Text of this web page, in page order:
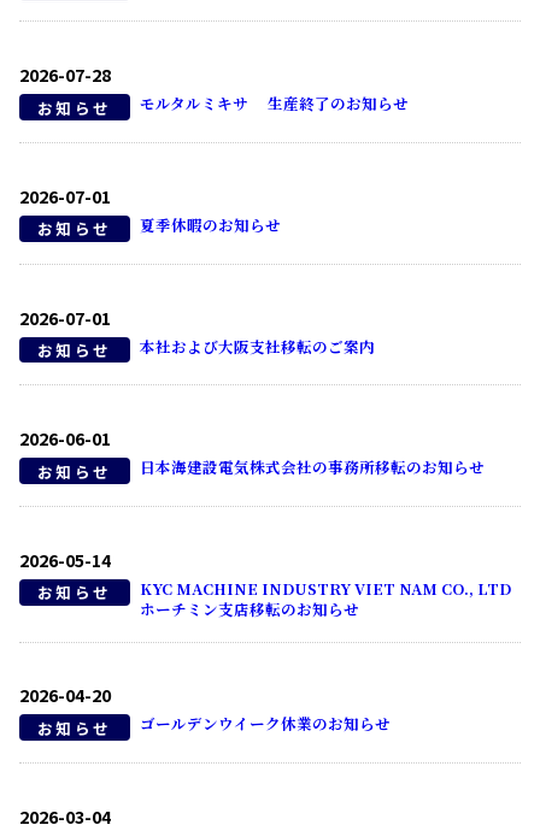
2026-07-28
お知らせ モルタルミキサ 生産終了のお知らせ
2026-07-01
お知らせ 夏季休暇のお知らせ
2026-07-01
お知らせ 本社および大阪支社移転のご案内
2026-06-01
お知らせ 日本海建設電気株式会社の事務所移転のお知らせ
2026-05-14
お知らせ
KYC MACHINE INDUSTRY VIET NAM CO., LTD
ホーチミン支店移転のお知らせ
2026-04-20
お知らせ ゴールデンウイーク休業のお知らせ
2026-03-04